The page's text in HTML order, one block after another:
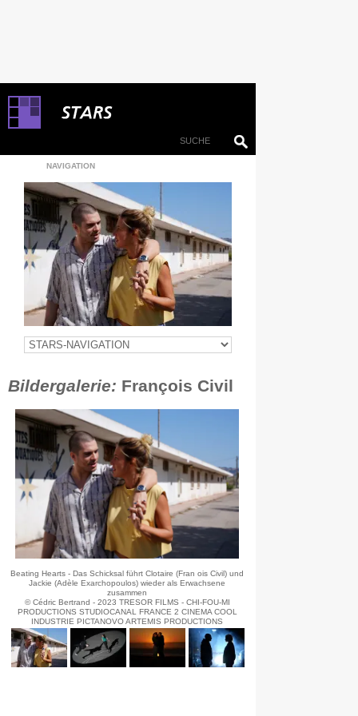
NAVIGATION
Bildergalerie: François Civil
Beating Hearts - Das Schicksal führt Clotaire (Fran ois Civil) und
Jackie (Adèle Exarchopoulos) wieder als Erwachsene
zusammen
© Cédric Bertrand - 2023 TRESOR FILMS - CHI-FOU-MI
PRODUCTIONS STUDIOCANAL FRANCE 2 CINEMA COOL
INDUSTRIE PICTANOVO ARTEMIS PRODUCTIONS